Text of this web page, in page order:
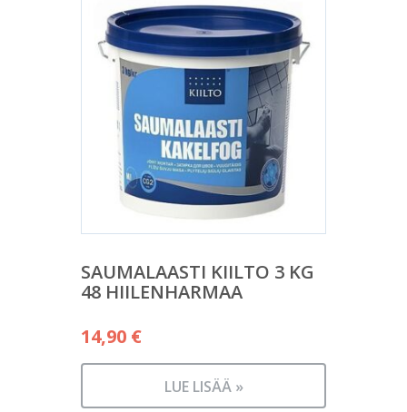
SAUMALAASTI KIILTO 3 KG
48 HIILENHARMAA
14,90 €
LUE LISÄÄ »